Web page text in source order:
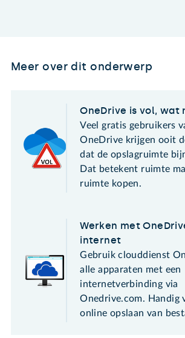
Meer over dit onderwerp
OneDrive is vol, wat
Veel gratis gebruikers
OneDrive krijgen ooit
dat de opslagruimte
Dat betekent ruimte
ruimte kopen.
Werken met
internet
Gebruik clouddienst
alle apparaten met een
internetverbinding via
Onedrive.com. Handig
online opslaan van